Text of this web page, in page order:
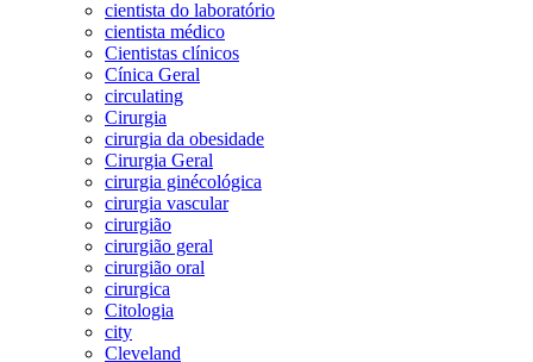
cientista do laboratório
cientista médico
Cientistas clínicos
Cínica Geral
circulating
Cirurgia
cirurgia da obesidade
Cirurgia Geral
cirurgia ginécológica
cirurgia vascular
cirurgião
cirurgião geral
cirurgião oral
cirurgica
Citologia
city
Cleveland